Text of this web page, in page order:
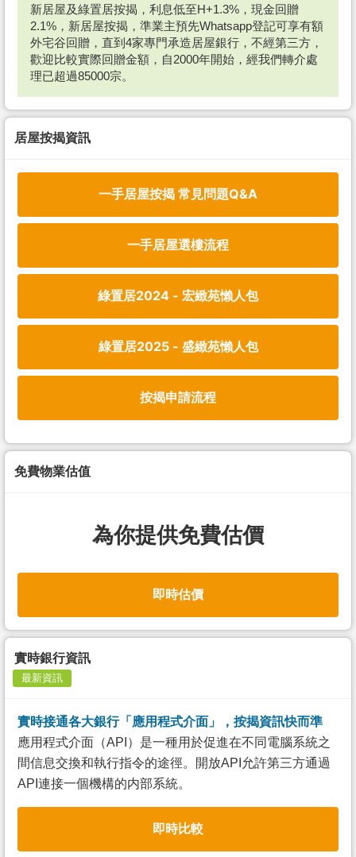
新居屋及綠置居按揭，利息低至H+1.3%，現金回贈
2.1%，新居屋按揭，準業主預先Whatsapp登記可享有額
外宅谷回贈，直到4家專門承造居屋銀行，不經第三方，
歡迎比較實際回贈金額，自2000年開始，經我們轉介處
理已超過85000宗。
居屋按揭資訊
一手居屋按揭 常見問題Q&A
一手居屋選樓流程
綠置居2024 - 宏緻苑懶人包
綠置居2025 - 盛緻苑懶人包
按揭申請流程
免費物業估值
為你提供免費估價
即時估價
實時銀行資訊
最新資訊
實時接通各大銀行「應用程式介面」，按揭資訊快而準
應用程式介面（API）是一種用於促進在不同電腦系統之
間信息交換和執行指令的途徑。開放API允許第三方通過
API連接一個機構的内部系統。
即時比較